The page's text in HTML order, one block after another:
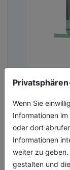
Wenn Sie
Informationen
oder dort
Informationen
weiter zu geben.
gestalten und
Der neue
von Mall